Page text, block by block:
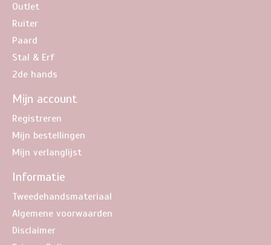
Outlet
Ruiter
Paard
Stal & Erf
2de hands
Mijn account
Registreren
Mijn bestellingen
Mijn verlanglijst
Informatie
Tweedehandsmateriaal
Algemene voorwaarden
Disclaimer